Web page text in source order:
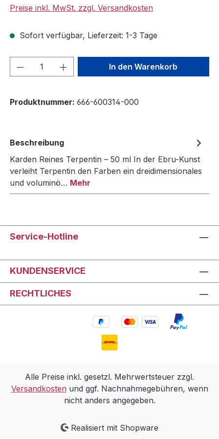
Preise inkl. MwSt. zzgl. Versandkosten
Sofort verfügbar, Lieferzeit: 1-3 Tage
Produkt Anzahl: Gib denIn den Warenkorb
Produktnummer: 666-600314-000
Beschreibung
Karden Reines Terpentin – 50 ml In der Ebru-Kunst
verleiht Terpentin den Farben ein dreidimensionales
und voluminö… Mehr
Service-Hotline
KUNDENSERVICE
RECHTLICHES
Alle Preise inkl. gesetzl. Mehrwertsteuer zzgl.
Versandkostenund ggf. Nachnahmegebühren, wenn
nicht anders angegeben.
Realisiert mit Shopware